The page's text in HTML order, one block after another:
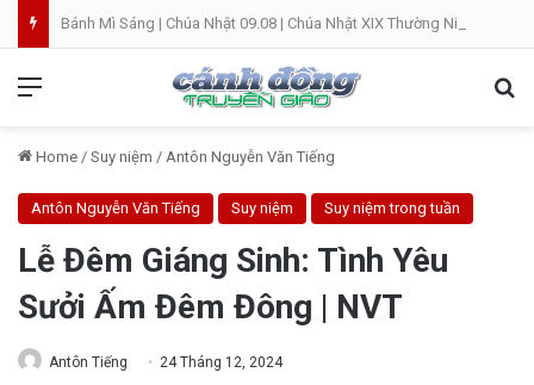
Bánh Mì Sáng | Chúa Nhật 09.08 | Chúa Nhật XIX Thường Niên
Home / Suy niệm / Antôn Nguyễn Văn Tiếng
Antôn Nguyễn Văn Tiếng Suy niệm Suy niệm trong tuần
Lễ Đêm Giáng Sinh: Tình Yêu
Sưởi Ấm Đêm Đông | NVT
Antôn Tiếng 24 Tháng 12, 2024